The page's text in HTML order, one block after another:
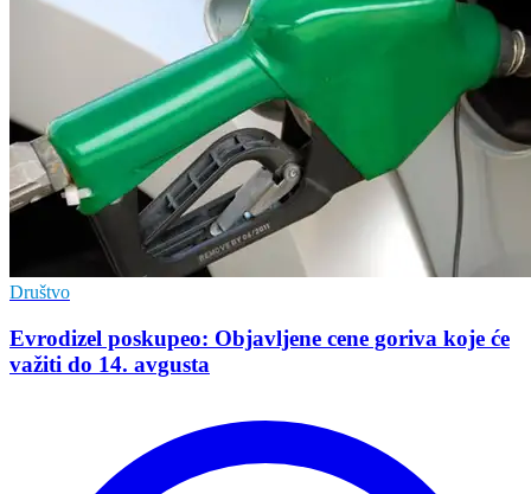
Društvo
Evrodizel poskupeo: Objavljene cene goriva koje će
važiti do 14. avgusta